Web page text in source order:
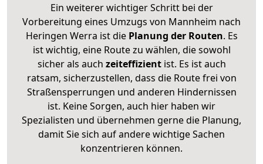
Ein weiterer wichtiger Schritt bei der
Vorbereitung eines Umzugs von Mannheim nach
Heringen Werra ist diePlanung der Routen. Es
ist wichtig, eine Route zu wählen, die sowohl
sicher als auch zeiteffizientist. Es ist auch
ratsam, sicherzustellen, dass die Route frei von
Straßensperrungen und anderen Hindernissen
ist. Keine Sorgen, auch hier haben wir
Spezialisten und übernehmen gerne die Planung,
damit Sie sich auf andere wichtige Sachen
konzentrieren können.